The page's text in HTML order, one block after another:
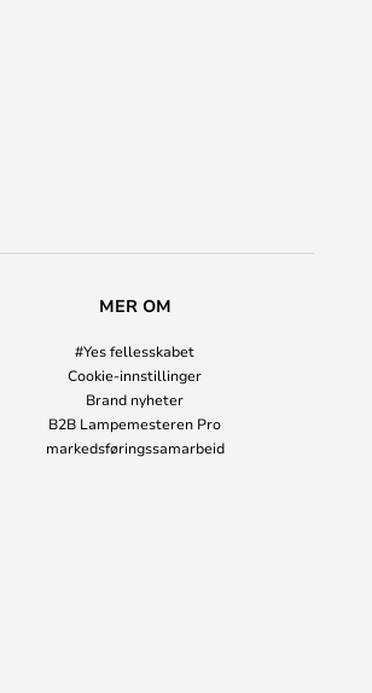
MER OM
#Yes fellesskabet
Cookie-innstillinger
Brand nyheter
B2B Lampemesteren Pro
markedsføringssamarbeid